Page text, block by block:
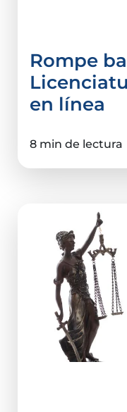
Rompe
en línea
8 min de lectura